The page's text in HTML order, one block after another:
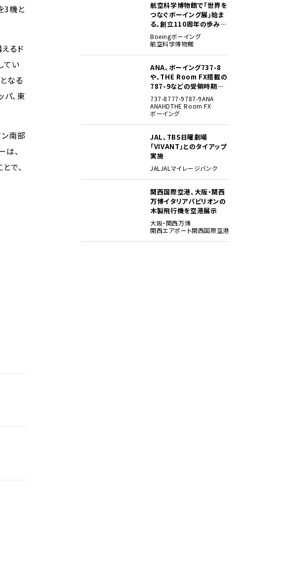
3機と
るド
てい
なる
パ、東
ン南部
は、
で、
航空科学博物館で「世界を
つなぐボーイング展」始ま
る。創立110周年の歩みを
貴重な資料でたどる
Boeingボーイング
航空科学博物館
ANA、ボーイング737-8
や、THE Room FX搭載の
787-9などの受領時期見
込みを明らかに
737-8777-9787-9ANA
ANAHDTHE Room FX
ボーイング
JAL、TBS日曜劇場
「VIVANT」とのタイアップ
実施
JAL JALマイレージバンク
関西国際空港、大阪・関西
万博イタリアパビリオンの
木製飛行機を空港展示
大阪・関西万博
関西エアポート関西国際空港